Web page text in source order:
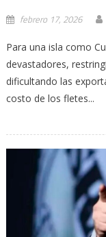
febrero 17, 2026
Para una isla como
devastadores,
dificultando las
costo de los fletes...